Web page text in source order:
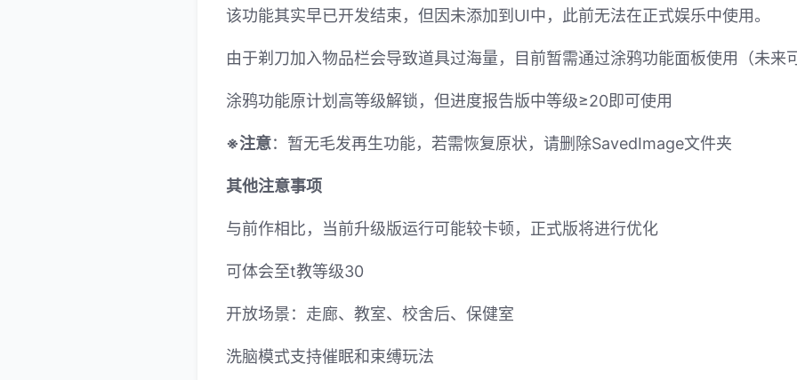
该功能其实早已开发结束，但因未添加到UI中，此前无法在正式娱乐中使用。
由于剃刀加入物品栏会导致道具过海量，目前暂需通过涂鸦功能面板使用（未来
涂鸦功能原计划高等级解锁，但进度报告版中等级≥20即可使用
※注意：暂无毛发再生功能，若需恢复原状，请删除SavedImage文件夹
其他注意事项
与前作相比，当前升级版运行可能较卡顿，正式版将进行优化
可体会至t教等级30
开放场景：走廊、教室、校舍后、保健室
洗脑模式支持催眠和束缚玩法